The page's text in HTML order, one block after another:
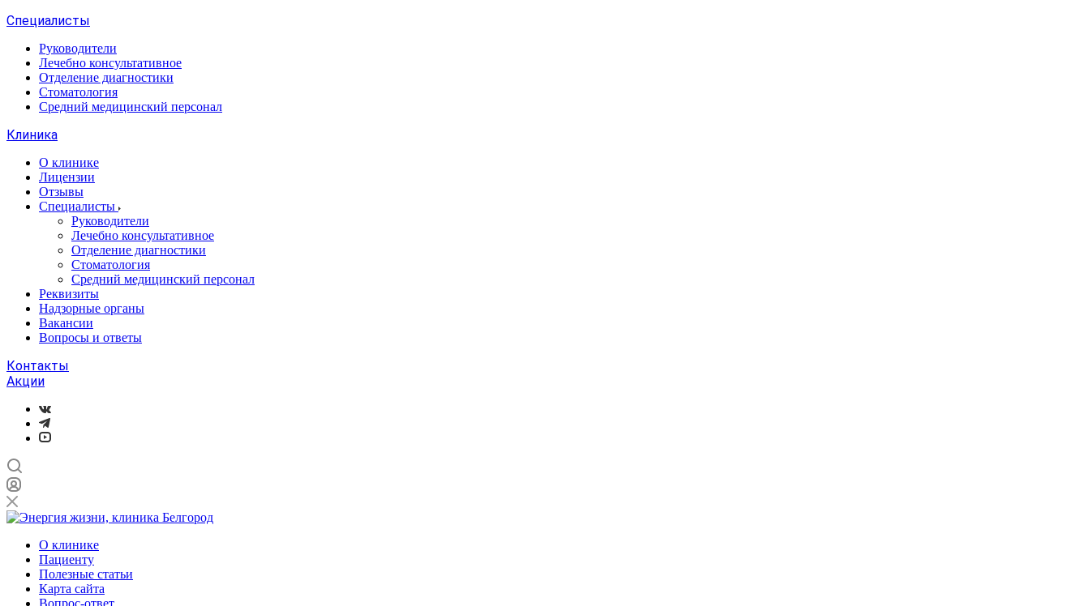
Специалисты
Руководители
Лечебно консультативное
Отделение диагностики
Стоматология
Средний медицинский персонал
Клиника
О клинике
Лицензии
Отзывы
Специалисты
Руководители
Лечебно консультативное
Отделение диагностики
Стоматология
Средний медицинский персонал
Реквизиты
Надзорные органы
Вакансии
Вопросы и ответы
Контакты
Акции
О клинике
Пациенту
Полезные статьи
Карта сайта
Вопрос-ответ